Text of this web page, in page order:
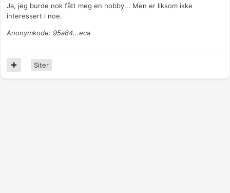
Ja, jeg burde nok fått meg en hobby... Men er liksom ikke
interessert i noe.
Anonymkode: 95a84...eca
Siter